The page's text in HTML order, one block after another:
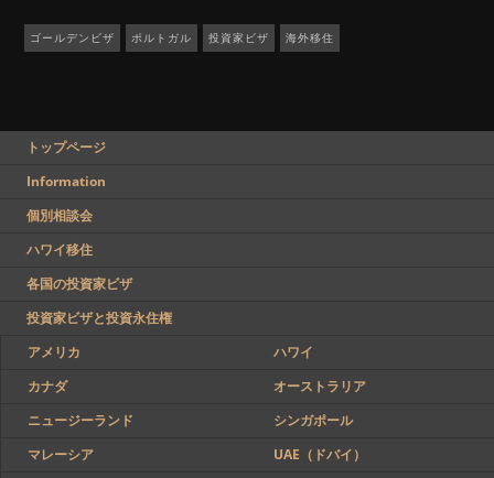
ゴールデンビザ ポルトガル 投資家ビザ 海外移住
トップページ
Information
個別相談会
ハワイ移住
各国の投資家ビザ
投資家ビザと投資永住権
アメリカ
ハワイ
カナダ
オーストラリア
ニュージーランド
シンガポール
マレーシア
UAE（ドバイ）